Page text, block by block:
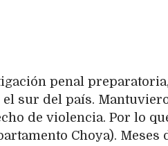
penal
sur del país.
de violencia. Por lo
Choya). Meses